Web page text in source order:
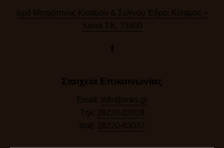
Ιερά Μητρόπολις Κισάμου & Σελίνου Έδρα: Κίσαμος –
Χανιά Τ.Κ. 73400
Στοιχεία Επικοινωνίας
Email: info@imks.gr
Τηλ: 28220-22018
Φαξ: 28220-83037